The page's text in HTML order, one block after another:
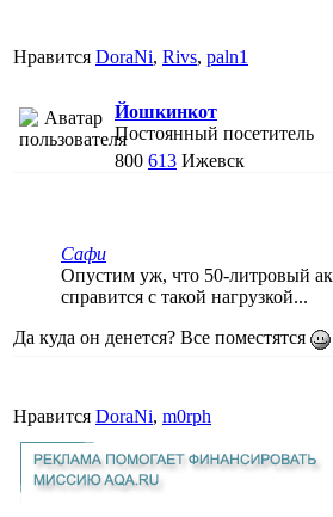
Нравится DoraNi, Rivs, paln1
Йошкинкот
Постоянный посетитель
800 613 Ижевск
Сафи
Опустим уж, что 50-литровый
справится с такой нагрузкой...
Да куда он денется? Все поместятся
Нравится DoraNi, m0rph